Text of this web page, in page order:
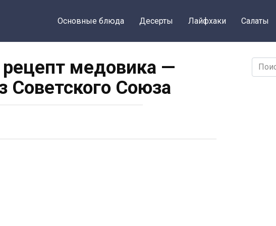
Основные блюда Десерты Лайфхаки Салаты
медовика —
Советского Союза
Search
for: